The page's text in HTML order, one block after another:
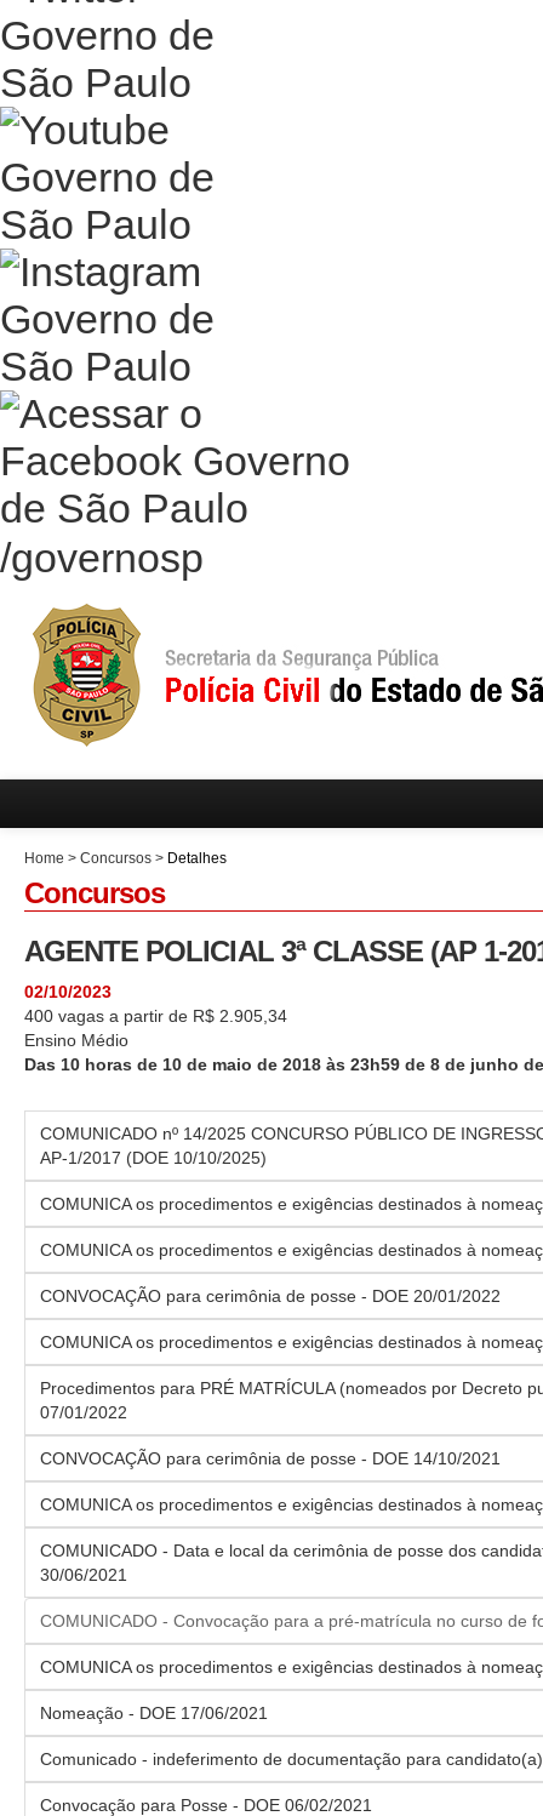
/governosp
Home > Concursos > Detalhes
Concursos
AGENTE POLICIAL 3ª CLASSE (AP 1-
02/10/2023
400 vagas a partir de R$ 2.905,34
Ensino Médio
Das 10 horas de 10 de maio de 2018 às 23h59 de 8 de junho
COMUNICADO nº 14/2025 CONCURSO PÚBLICO DE
AP-1/2017 (DOE 10/10/2025)
COMUNICA os procedimentos e exigências destinados à
COMUNICA os procedimentos e exigências destinados à
CONVOCAÇÃO para cerimônia de posse - DOE 20/01/2022
COMUNICA os procedimentos e exigências destinados à
Procedimentos para PRÉ MATRÍCULA (nomeados por Decreto
07/01/2022
CONVOCAÇÃO para cerimônia de posse - DOE 14/10/2021
COMUNICA os procedimentos e exigências destinados à
COMUNICADO - Data e local da cerimônia de posse dos
30/06/2021
COMUNICADO - Convocação para a pré-matrícula no curso de
COMUNICA os procedimentos e exigências destinados à
Nomeação - DOE 17/06/2021
Comunicado - indeferimento de documentação para
Convocação para Posse - DOE 06/02/2021